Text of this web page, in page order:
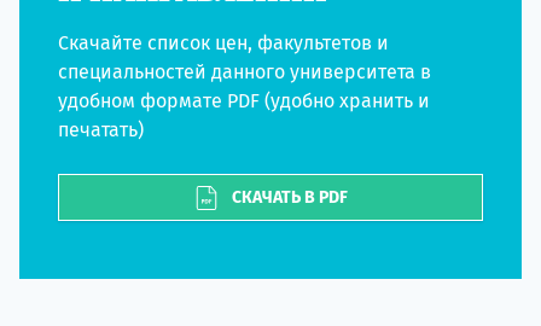
Скачайте список цен, факультетов и
специальностей данного университета в
удобном формате PDF (удобно хранить и
печатать)
СКАЧАТЬ В PDF